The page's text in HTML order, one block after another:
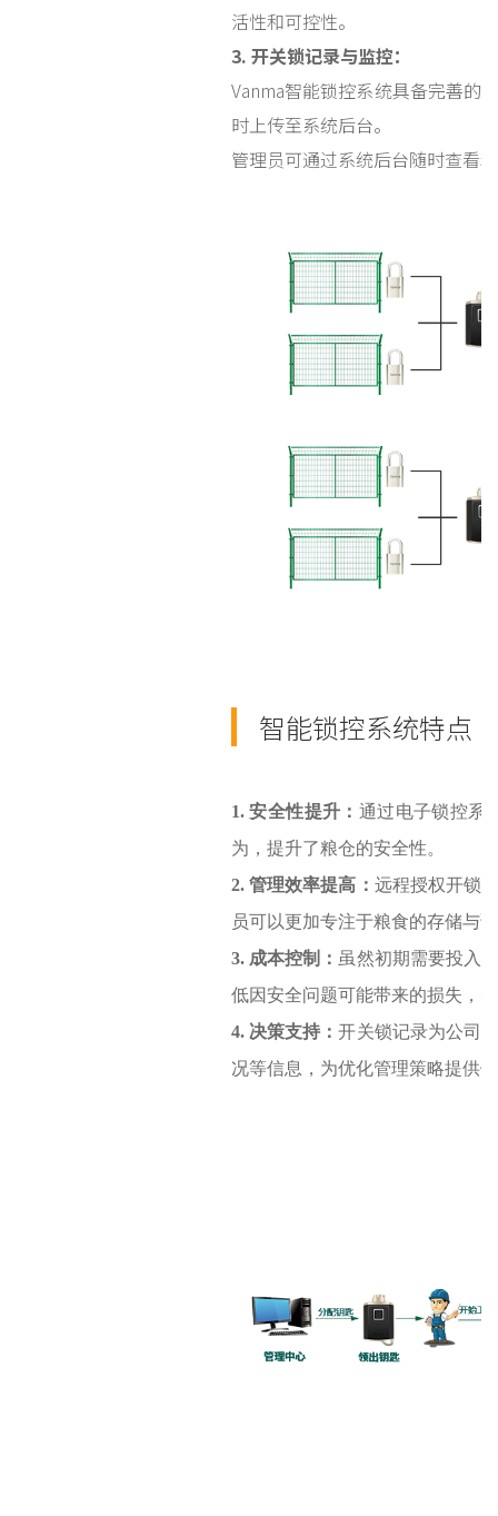
活性和可控性。
3. 开关锁记录与监控：
Vanma智能锁控系统具备完善的
时上传至系统后台。
管理员可通过系统后台随时查看
智能锁控系统特点
1. 安全性提升： 通过电子锁控系
为，提升了粮仓的安全性。
2. 管理效率提高： 远程授权开锁
员可以更加专注于粮食的存储与
3. 成本控制： 虽然初期需要投入
低因安全问题可能带来的损失，
4. 决策支持：开关锁记录为公司
况等信息，为优化管理策略提供